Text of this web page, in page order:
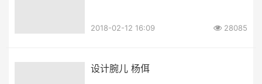
2018-02-12 16:09 28085
设计腕儿 杨佴